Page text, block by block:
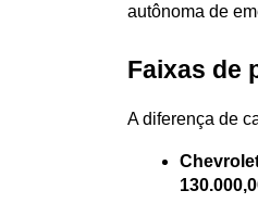
autônoma de
Faixas de
A diferença de